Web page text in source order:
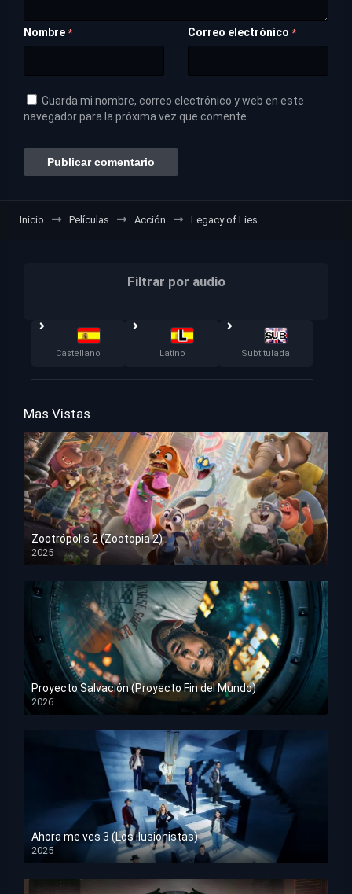
Nombre * Correo electrónico *
Guarda mi nombre, correo electrónico y web en este
navegador para la próxima vez que comente.
Inicio Películas Acción Legacy of Lies
Filtrar por audio
Castellano Latino Subtitulada
Mas Vistas
Zootrópolis 2 (Zootopia 2)
2025
HD 1080p
Proyecto Salvación (Proyecto Fin del Mundo)
2026
HD 1080p
Ahora me ves 3 (Los ilusionistas)
2025
HD 1080p